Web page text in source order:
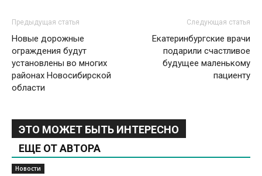
Предыдущая статья
Новые дорожные
ограждения будут
установлены во многих
районах Новосибирской
области
Следующая статья
Екатеринбургские врачи
подарили счастливое
будущее маленькому
пациенту
ЭТО МОЖЕТ БЫТЬ ИНТЕРЕСНО
ЕЩЕ ОТ АВТОРА
Новости